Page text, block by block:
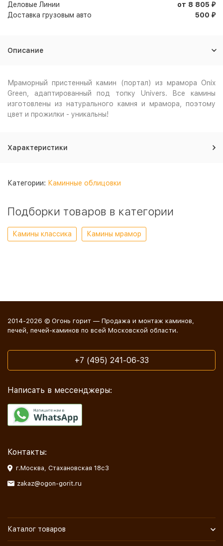
Деловые Линии
от 8 805 ₽
Доставка грузовым авто 500 ₽
Описание
Мраморный пристенный камин (портал) из мрамора Onix
Green, адаптированный под топку Univers. Все камины
изготовлены из натурального камня и мрамора, поэтому
цвет и прожилки - уникальны!
Характеристики
Категории: Каминные облицовки
Подборки товаров в категории
Камины классика Камины мрамор
2014-2026 © Огонь горит — Продажа и монтаж каминов,
печей, печей-каминов по всей Московской области.
+7 (495) 241-06-33
Написать в мессенджеры:
Контакты:
г.Москва, Стахановская 18с3
zakaz@ogon-gorit.ru
Каталог товаров